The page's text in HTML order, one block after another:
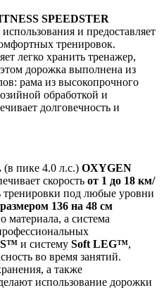
SPEEDSTER
и предоставляет
тренировок.
легко хранить тренажер,
дорожка выполнена из
рама из высокопрочного
обработкой и
долговечность и
(в пике 4.0 л.с.) OXYGEN
скорость от 1 до 18 км/
тренировки под любые уровни
размером 136 на 48 см
материала, а система
и систему Soft LEG™,
во время занятий.
а также
использование дорожки